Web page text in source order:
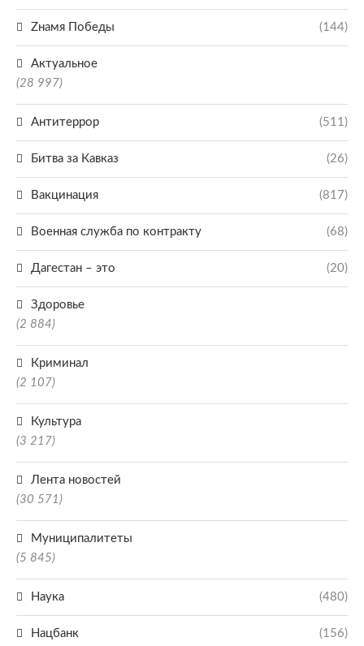
Zнамя Победы (144)
Актуальное
(28 997)
Антитеррор (511)
Битва за Кавказ (26)
Вакцинация (817)
Военная служба по контракту (68)
Дагестан – это (20)
Здоровье
(2 884)
Криминал
(2 107)
Культура
(3 217)
Лента новостей
(30 571)
Муниципалитеты
(5 845)
Наука (480)
Нацбанк (156)